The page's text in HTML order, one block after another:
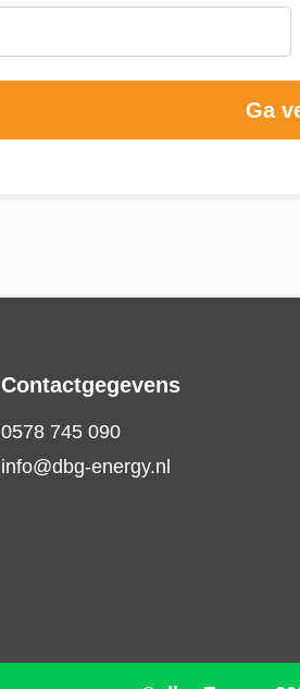
Ga
Contactgegevens
0578 745 090
info@dbg-energy.nl